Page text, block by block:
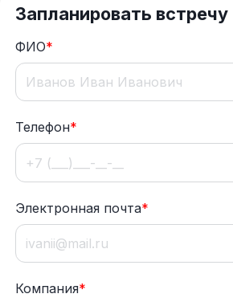
Запланировать встречу
ФИО*
Телефон*
Электронная почта*
Компания*